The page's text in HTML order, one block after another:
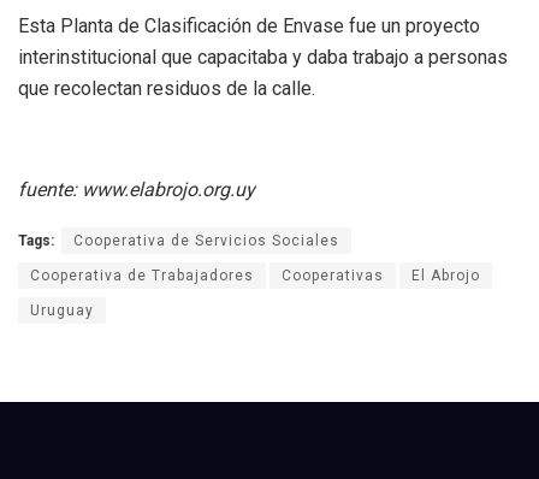
Esta Planta de Clasificación de Envase fue un proyecto
interinstitucional que capacitaba y daba trabajo a personas
que recolectan residuos de la calle.
fuente: www.elabrojo.org.uy
Tags: Cooperativa de Servicios Sociales
Cooperativa de Trabajadores Cooperativas El Abrojo
Uruguay